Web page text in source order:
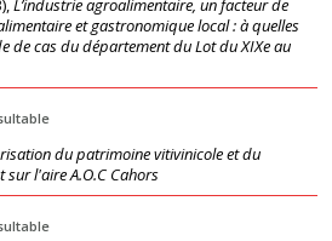
),L’industrie agroalimentaire, un facteur de
et gastronomique local : à quelles
de cas du département du Lot du XIXe au
du patrimoine vitivinicole et du
l'aire A.O.C Cahors